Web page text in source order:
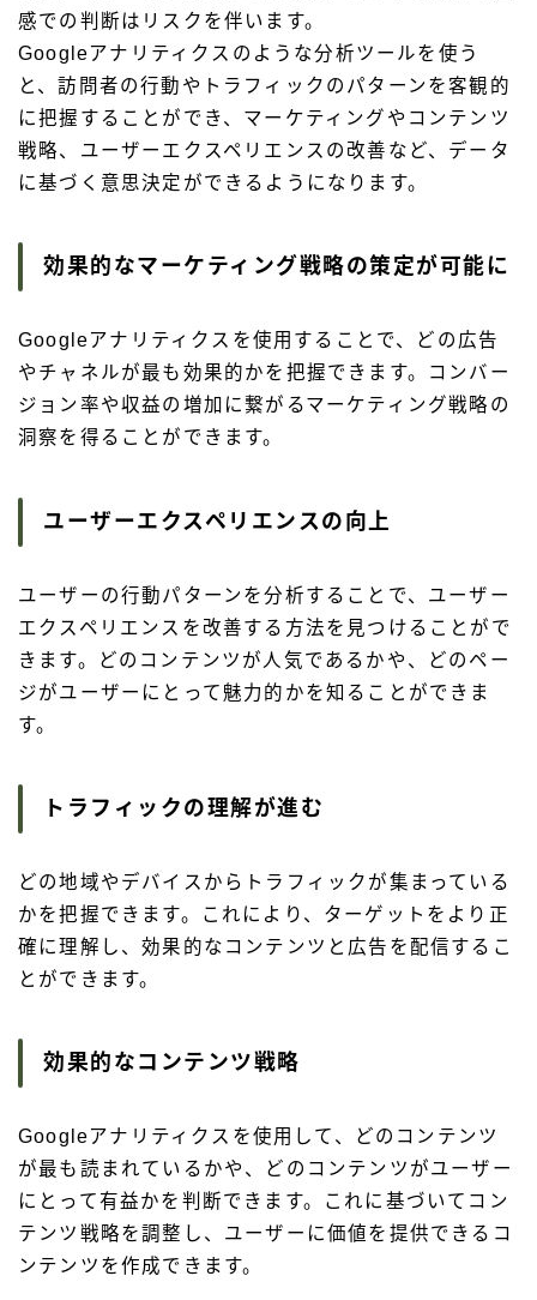
感での判断はリスクを伴います。
Googleアナリティクスのような分析ツールを使う
と、訪問者の行動やトラフィックのパターンを客観的
に把握することができ、マーケティングやコンテンツ
戦略、ユーザーエクスペリエンスの改善など、データ
に基づく意思決定ができるようになります。
効果的なマーケティング戦略の策定が可能に
Googleアナリティクスを使用することで、どの広告
やチャネルが最も効果的かを把握できます。コンバー
ジョン率や収益の増加に繋がるマーケティング戦略の
洞察を得ることができます。
ユーザーエクスペリエンスの向上
ユーザーの行動パターンを分析することで、ユーザー
エクスペリエンスを改善する方法を見つけることがで
きます。どのコンテンツが人気であるかや、どのペー
ジがユーザーにとって魅力的かを知ることができま
す。
トラフィックの理解が進む
どの地域やデバイスからトラフィックが集まっている
かを把握できます。これにより、ターゲットをより正
確に理解し、効果的なコンテンツと広告を配信するこ
とができます。
効果的なコンテンツ戦略
Googleアナリティクスを使用して、どのコンテンツ
が最も読まれているかや、どのコンテンツがユーザー
にとって有益かを判断できます。これに基づいてコン
テンツ戦略を調整し、ユーザーに価値を提供できるコ
ンテンツを作成できます。